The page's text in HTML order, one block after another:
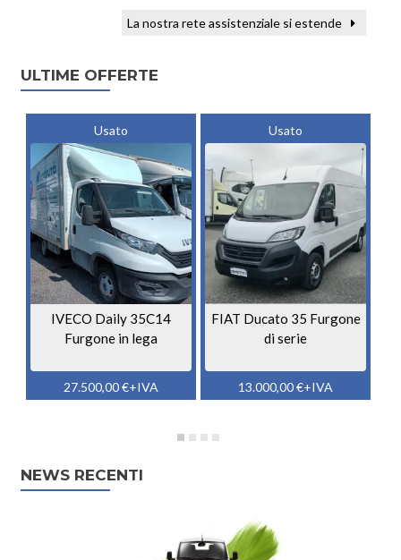
La nostra rete assistenziale si estende
ULTIME OFFERTE
Usato
IVECO Daily 35C14
Furgone in lega
27.500,00€+IVA
Usato
FIAT Ducato 35 Furgone
di serie
13.000,00€+IVA
NEWS RECENTI